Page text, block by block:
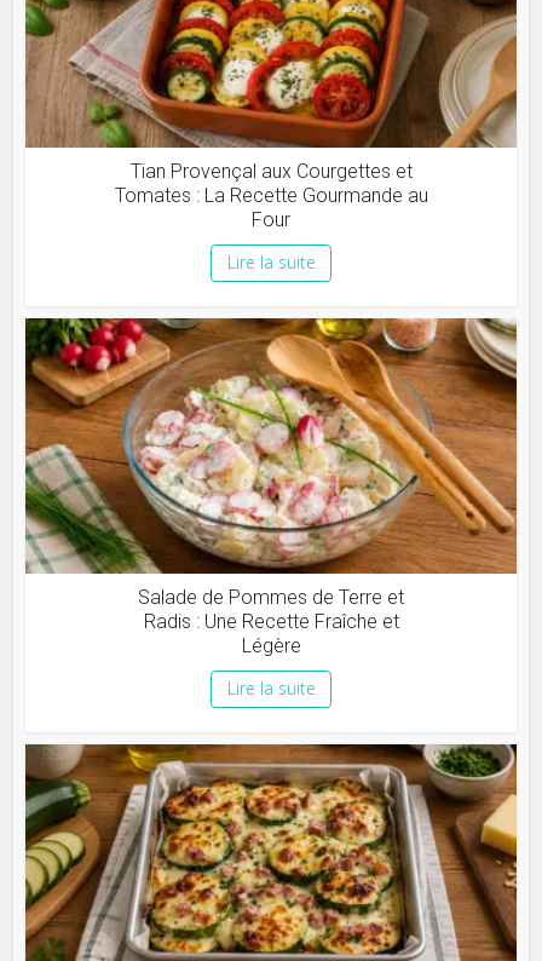
Tian Provençal aux Courgettes et
Tomates : La Recette Gourmande au
Four
Lire la suite
Salade de Pommes de Terre et
Radis : Une Recette Fraîche et
Légère
Lire la suite